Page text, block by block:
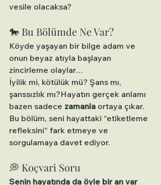
vesile olacaksa?
🐎 Bu Bölümde Ne Var?
Köyde yaşayan bir bilge adam ve
onun beyaz atıyla başlayan
zincirleme olaylar…
İyilik mi, kötülük mü? Şans mı,
şanssızlık mı?Hayatın gerçek anlamı
bazen sadece zamanla ortaya çıkar.
Bu bölüm, seni hayattaki “etiketleme
refleksini” fark etmeye ve
sorgulamaya davet ediyor.
💭 Koçvari Soru
Senin hayatında da öyle bir an var